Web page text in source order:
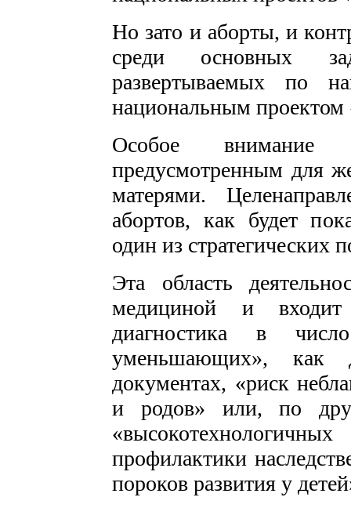
Но зато и аборты, и
среди основных
развертываемых по
национальным проектом
Особое внимание
предусмотренным для
матерями.
абортов, как будет
один из стратегических
Эта область
медициной и входит
диагностика в
уменьшающих», как
документах, «риск
и родов» или, по
профилактики
пороков развития у